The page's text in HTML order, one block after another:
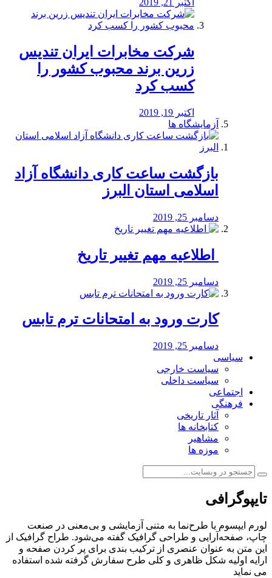
اکتبر 21, 2019
شرکت مخابرات ایران تندیس
زرین برند محبوب کشور را
کسب کرد
اکتبر 19, 2019
آزمایشگاه ها
بازگشت ساعت کاری دانشگاه آزاد
اسلامی استان البرز
دسامبر 25, 2019
️ اطلاعیه مهم تغییر تاریخ
دسامبر 25, 2019
کارت ورود به امتحانات ترم تابس
دسامبر 25, 2019
سیاسی
سیاست خارجی
سیاست داخلی
اجتماعی
فرهنگی
آثار تاریخی
کتابخانه ها
مشاهیر
موزه ها
تایپوگرافی
لورم ایپسوم یا طرح‌نما به متنی آزمایشی و بی‌معنی در صنعت
چاپ، صفحه‌آرایی و طراحی گرافیک گفته می‌شود. طراح گرافیک از
این متن به عنوان عنصری از ترکیب بندی برای پر کردن صفحه و
ارایه اولیه شکل ظاهری و کلی طرح سفارش گرفته شده استفاده
می نماید